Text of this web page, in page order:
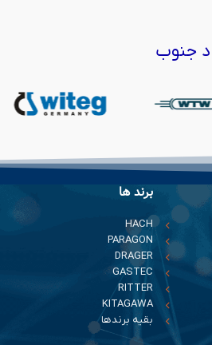
جنوب
برند ها
HACH
PARAGON
DRAGER
GASTEC
RITTER
KITAGAWA
بقیه برندها